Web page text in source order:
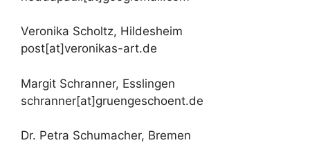
Veronika Scholtz, Hildesheim
post[at]veronikas-art.de
Margit Schranner, Esslingen
schranner[at]gruengeschoent.de
Dr. Petra Schumacher, Bremen